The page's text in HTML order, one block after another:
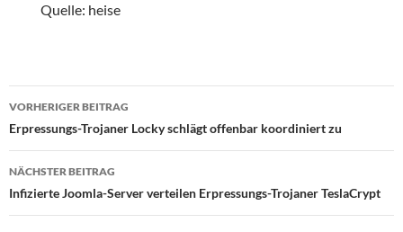
Quelle: heise
Beitragsnavigation
VORHERIGER BEITRAG
Erpressungs-Trojaner Locky schlägt offenbar koordiniert zu
NÄCHSTER BEITRAG
Infizierte Joomla-Server verteilen Erpressungs-Trojaner TeslaCrypt